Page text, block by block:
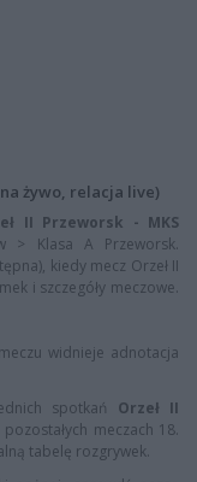
żywo, relacja live)
II Przeworsk - MKS
> Klasa A Przeworsk.
kiedy mecz Orzeł II
i szczegóły meczowe.
widnieje adnotacja
spotkań Orzeł II
meczach 18.
tabelę rozgrywek.